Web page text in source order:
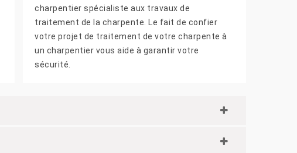
charpentier spécialiste aux travaux de
traitement de la charpente. Le fait de confier
votre projet de traitement de votre charpente à
un charpentier vous aide à garantir votre
sécurité.